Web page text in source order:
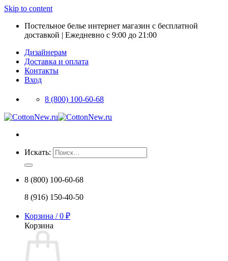
Skip to content
Постельное белье интернет магазин с бесплатной
доставкой | Ежедневно с 9:00 до 21:00
Дизайнерам
Доставка и оплата
Контакты
Вход
8 (800) 100-60-68
Искать:
8 (800) 100-60-68
8 (916) 150-40-50
Корзина /0 ₽
Корзина